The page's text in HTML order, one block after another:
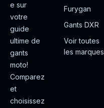
e sur
votre
guide
ultime de
gants
moto!
Comparez
et
choisissez
Furygan
Gants DXR
Voir toutes
les marques